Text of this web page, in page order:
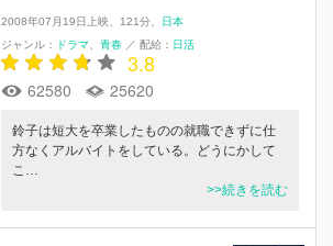
2008年07月19日上映 121分
日本
ジャンル：
ドラマ 青春 ／ 配給： 日活
3.8
62580 25620
鈴子は短大を卒業したものの就職できずに仕
方なくアルバイトをしている。どうにかして
こ…
>>続きを読む